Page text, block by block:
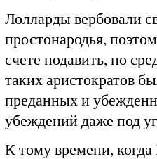
Лолларды вербовали
простонародья,
счете подавить, но
таких аристократов
преданных и
убеждений даже под
К тому времени,